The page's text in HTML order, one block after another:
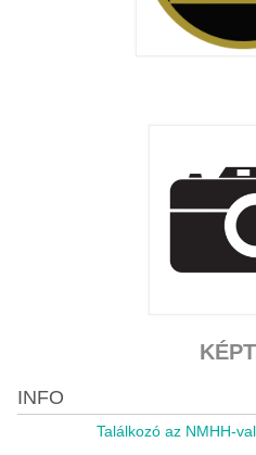
INFO
Találkozó az NMHH-val